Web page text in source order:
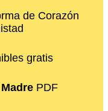
de Corazón
gratis
PDF